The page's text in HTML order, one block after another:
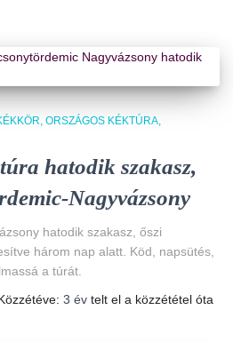
ORSZÁGOS KÉKTÚRA
hatodik szakasz,
Nagyvázsony
hatodik szakasz, őszi
három nap alatt. Köd, napsütés,
a túrát.
3 év telt el a közzététel óta